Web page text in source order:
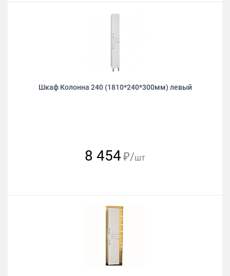
Шкаф Колонна 240 (1810*240*300мм) левый
8 454₽/шт